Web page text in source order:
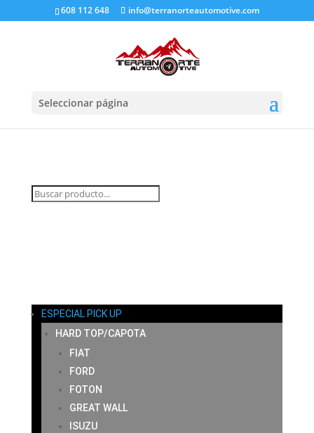
608 112 648 info@terranorteautomotive.com
Seleccionar página
INICIO
ESPECIAL PICK UP
HARD TOP/CAPOTA
FIAT
FORD
FOTON
GREAT WALL
ISUZU